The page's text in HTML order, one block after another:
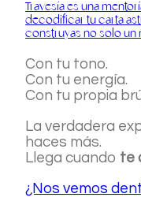
Travesía es una
decodificar tu carta
construyas no solo
Con tu tono.
Con tu energía.
Con tu propia
La verdadera
haces más.
Llega cuando te
¿Nos vemos